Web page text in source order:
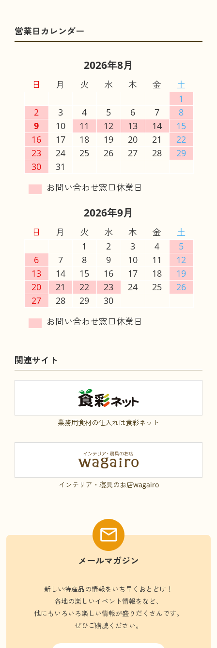
2026年8月
日 月 火 水 木 金
土
1
2
3 4 5 6 7
8
9
10 11 12 13 14
15
16
17 18 19 20 21
22
23
24 25 26 27 28
29
30
31
2026年9月
日 月 火 水 木 金
土
1
2 3 4
5
6
7 8 9 10 11
12
13
14 15 16 17 18
19
20
21 22 23 24 25
26
27
28 29 30
関連サイト
業務用食材の仕入れは食彩ネット
インテリア・寝具のお店wagairo
メールマガジン
新しい特産品の情報をいち早くおとどけ！
各地の楽しいイベント情報をなど、
他にもいろいろ楽しい情報が盛りだくさんです。
ぜひご購読ください。